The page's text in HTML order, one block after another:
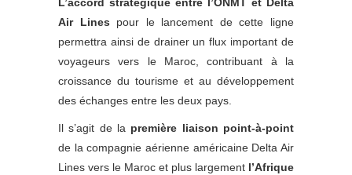
L’accord stratégique entre l’ONMT et Delta
Air Lines pour le lancement de cette ligne
permettra ainsi de drainer un flux important de
voyageurs vers le Maroc, contribuant à la
croissance du tourisme et au développement
des échanges entre les deux pays.
Il s’agit de la première liaison point-à-point
de la compagnie aérienne américaine Delta Air
Lines vers le Maroc et plus largement l’Afrique